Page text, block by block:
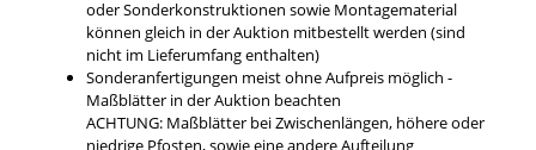
oder Sonderkonstruktionen sowie Montagematerial
können gleich in der Auktion mitbestellt werden (sind
nicht im Lieferumfang enthalten)
Sonderanfertigungen meist ohne Aufpreis möglich -
Maßblätter in der Auktion beachten
ACHTUNG: Maßblätter bei Zwischenlängen, höhere oder
niedrige Pfosten, sowie eine andere Aufteilung